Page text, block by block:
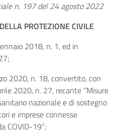
n. 197 del 24 agosto 2022
PROTEZIONE CIVILE
2018, n. 1, ed in
2020, n. 18, convertito, con
2020, n. 27, recante “Misure
nazionale e di sostegno
e imprese connesse
COVID-19”;